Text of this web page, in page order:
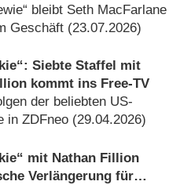
neues Spin-off
bleibt Seth MacFarlane
Geschäft (23.07.2026)
Siebte Staffel mit
kommt ins Free-TV
der beliebten US-
in ZDFneo (29.04.2026)
mit Nathan Fillion
Verlängerung für